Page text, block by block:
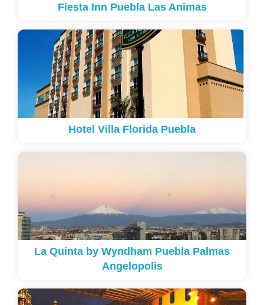
Fiesta Inn Puebla Las Animas
Hotel Villa Florida Puebla
La Quinta by Wyndham Puebla Palmas
Angelopolis